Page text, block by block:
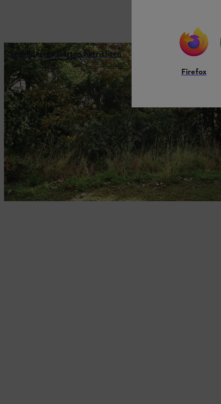
Verwilderten Garten herrichten
Firefox